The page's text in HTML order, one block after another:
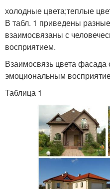
холодные цвета;теплые
В табл. 1 приведены
взаимосвязаны с
восприятием.
Взаимосвязь цвета фасада
эмоциональным
Таблица 1